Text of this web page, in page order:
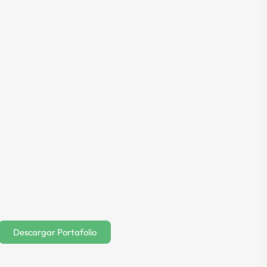
Descargar Portafolio